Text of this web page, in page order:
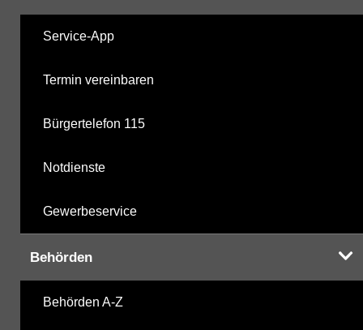
Service-App
Termin vereinbaren
Bürgertelefon 115
Notdienste
Gewerbeservice
Behörden
Behörden A-Z